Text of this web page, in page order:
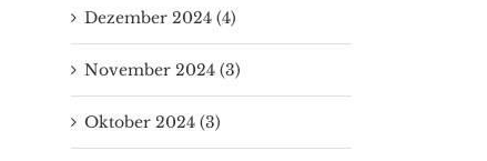
Dezember 2024 (4)
November 2024 (3)
Oktober 2024 (3)